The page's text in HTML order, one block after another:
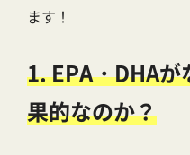
ます！
1. EPA・DHA
果的なのか？